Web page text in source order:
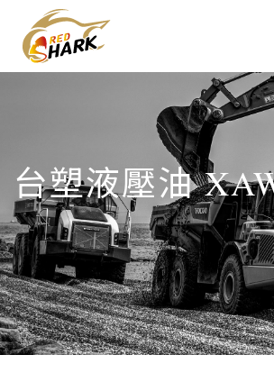
links
content
台塑液壓油